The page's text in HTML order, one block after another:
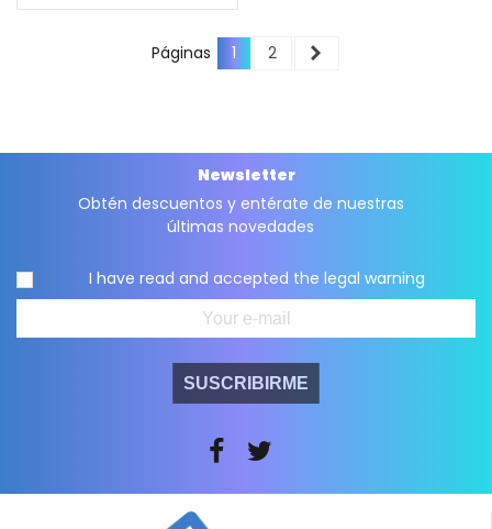
Páginas 1 2
Newsletter
Obtén descuentos y entérate de nuestras
últimas novedades
I have read and accepted the legal warning
SUSCRIBIRME